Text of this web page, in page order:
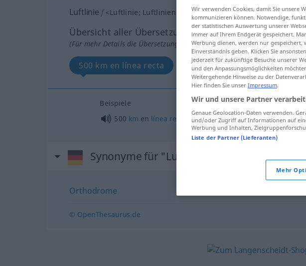
Luftlinie f <Luftlinie; Luftlinien
Übersicht aller Übersetzungen
(Für mehr Details die Übersetzung anklicken/antippen)
500 km en línea recta
Beispiele
500 km en línea recta
Synonyme für "Luftlinie"
Orthodrome
© OpenThesaurus.de
Wir verwenden Cookies, damit Sie unsere
kommunizieren können. Notwendige,
der statistischen Auswertung unserer
immer auf Ihrem Endgerät gespeichert.
Werbung dienen, werden nur gespeichert,
Einverständnis geben. Klicken Sie
jederzeit für zukünftige Besuche unserer
und den Anpassungsmöglichkeiten
Weitergehende Hinweise zu der
Hier finden Sie unser Impressum.
Wir und unsere Partner
Genaue Geolocation-Daten verwenden.
und/oder Zugriff auf Informationen auf
Werbung und Inhalten,
Liste der Partner (Lieferanten)
Mehr